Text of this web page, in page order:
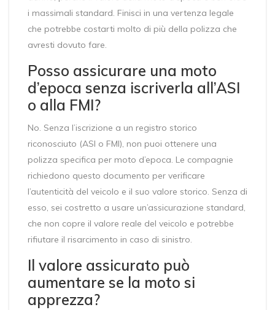
i massimali standard. Finisci in una vertenza legale
che potrebbe costarti molto di più della polizza che
avresti dovuto fare.
Posso assicurare una moto
d’epoca senza iscriverla all’ASI
o alla FMI?
No. Senza l’iscrizione a un registro storico
riconosciuto (ASI o FMI), non puoi ottenere una
polizza specifica per moto d’epoca. Le compagnie
richiedono questo documento per verificare
l’autenticità del veicolo e il suo valore storico. Senza di
esso, sei costretto a usare un’assicurazione standard,
che non copre il valore reale del veicolo e potrebbe
rifiutare il risarcimento in caso di sinistro.
Il valore assicurato può
aumentare se la moto si
apprezza?